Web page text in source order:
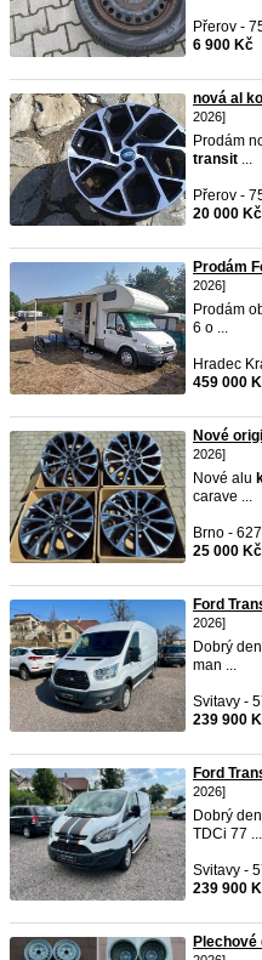
Přerov -
6 900 Kč
nová al
2026]
Prodám
transit ...
Přerov -
20 000 Kč
Prodám
2026]
Prodám
6 o ...
Hradec
459 000
Nové
2026]
Nové alu
carave ...
Brno -
25 000 Kč
Ford
2026]
Dobrý
man ...
Svitavy -
239 900
Ford
2026]
Dobrý
TDCi 77 ...
Svitavy -
239 900
Plechové